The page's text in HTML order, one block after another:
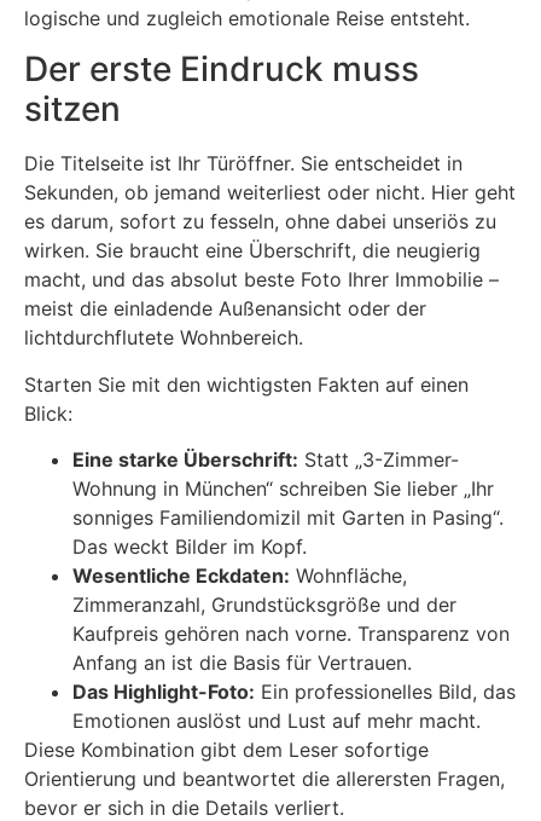
logische und zugleich emotionale Reise entsteht.
Der erste Eindruck muss
sitzen
Die Titelseite ist Ihr Türöffner. Sie entscheidet in
Sekunden, ob jemand weiterliest oder nicht. Hier geht
es darum, sofort zu fesseln, ohne dabei unseriös zu
wirken. Sie braucht eine Überschrift, die neugierig
macht, und das absolut beste Foto Ihrer Immobilie –
meist die einladende Außenansicht oder der
lichtdurchflutete Wohnbereich.
Starten Sie mit den wichtigsten Fakten auf einen
Blick:
Eine starke Überschrift: Statt „3-Zimmer-
Wohnung in München“ schreiben Sie lieber „Ihr
sonniges Familiendomizil mit Garten in Pasing“.
Das weckt Bilder im Kopf.
Wesentliche Eckdaten: Wohnfläche,
Zimmeranzahl, Grundstücksgröße und der
Kaufpreis gehören nach vorne. Transparenz von
Anfang an ist die Basis für Vertrauen.
Das Highlight-Foto: Ein professionelles Bild, das
Emotionen auslöst und Lust auf mehr macht.
Diese Kombination gibt dem Leser sofortige
Orientierung und beantwortet die allerersten Fragen,
bevor er sich in die Details verliert.